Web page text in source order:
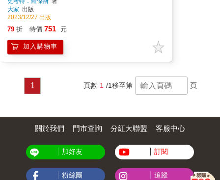
大家 出版
2023/12/27 出版
79 折 特價 751 元
加入購物車
1 頁數 1 /1移至第 頁
關於我們 門市查詢 分紅大聯盟 客服中心
加好友 訂閱
粉絲團 追蹤